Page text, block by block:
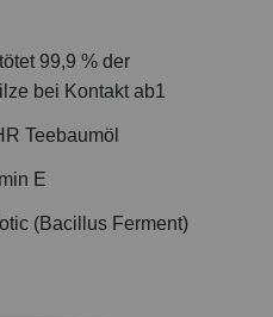
99,9 % der
bei Kontakt ab1
Teebaumöl
E
(Bacillus Ferment)